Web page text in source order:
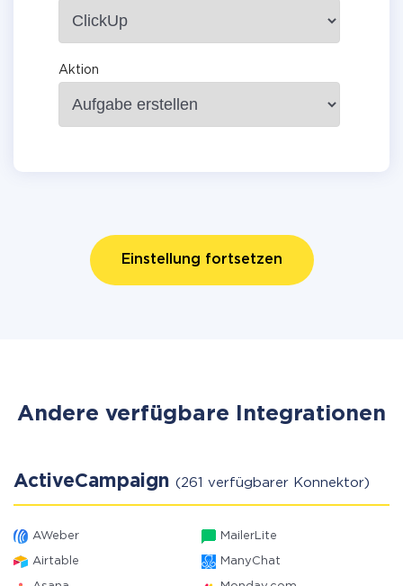
Aktion
Einstellung fortsetzen
Andere verfügbare Integrationen
ActiveCampaign (261 verfügbarer Konnektor)
AWeber MailerLite
Airtable ManyChat